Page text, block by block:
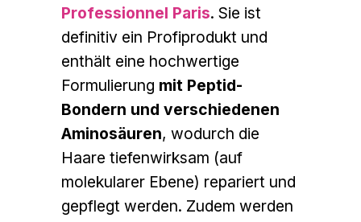
Professionnel Paris. Sie ist
definitiv ein Profiprodukt und
enthält eine hochwertige
Formulierung mit Peptid-
Bondern und verschiedenen
Aminosäuren, wodurch die
Haare tiefenwirksam (auf
molekularer Ebene) repariert und
gepflegt werden. Zudem werden